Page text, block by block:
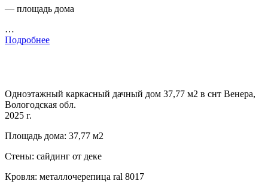
— площадь дома
…
Подробнее
Одноэтажный каркасный дачный дом 37,77 м2 в снт Венера,
Вологодская обл.
2025 г.
Площадь дома: 37,77 м2
Стены: сайдинг от деке
Кровля: металлочерепица ral 8017